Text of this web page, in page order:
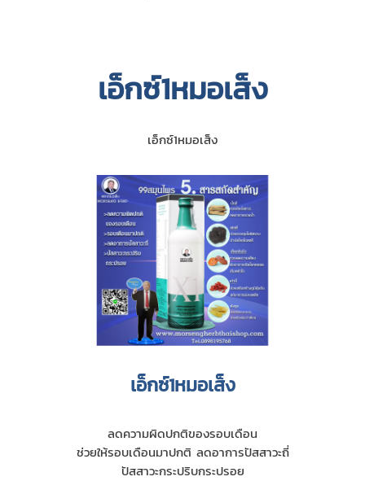
เอ็กซ์1หมอเส็ง
เอ็กซ์1หมอเส็ง
เอ็กซ์1หมอเส็ง
ลดความผิดปกติของรอบเดือน
ช่วยให้รอบเดือนมาปกติ ลดอาการปัสสาวะถี่
ปัสสาวะกระปริบกระปรอย